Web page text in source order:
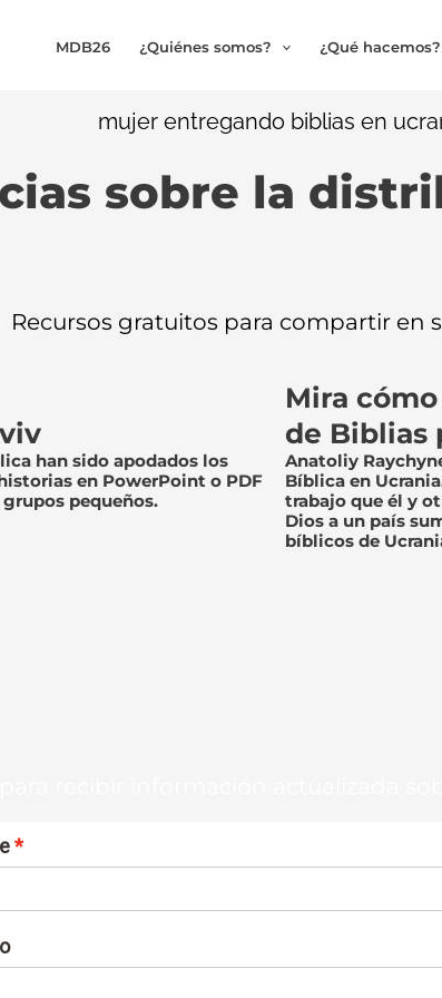
MDB26 ¿Quiénes somos? ¿Qué hacemos?
sobre la
Recursos gratuitos para compartir en
han sido apodados los
en PowerPoint o PDF
pequeños.
Mira
de Biblias
Anatoliy
Bíblica en
trabajo que él y
Dios a un país
bíblicos de